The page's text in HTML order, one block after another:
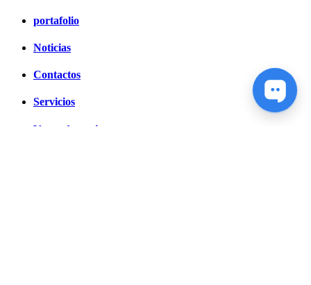
portafolio
Noticias
Contactos
Servicios
Venta de equipos